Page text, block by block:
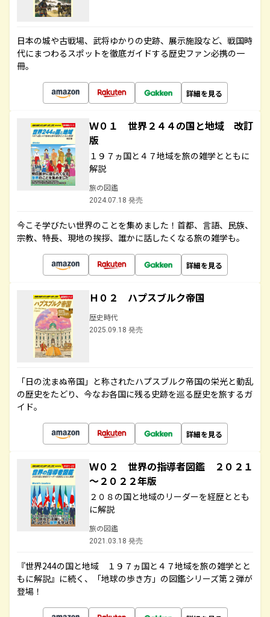
日本の城や古戦場、武将ゆかりの史跡、展示施設など、戦国時
代にまつわるスポットを徹底ガイドする歴史ファン必携の一
冊。
詳細を見る
Ｗ０１ 世界２４４の国と地域 改訂
版
１９７ヵ国と４７地域を旅の雑学とともに
解説
旅の図鑑
2024.07.18 発売
今こそ学びたい世界のことを集めました！首都、言語、民族、
宗教、特長、現地の挨拶、誰かに話したくなる旅の雑学も。
詳細を見る
Ｈ０２ ハプスブルク帝国
歴史時代
2025.09.18 発売
「日の沈まぬ帝国」と称されたハプスブルク帝国の栄光と動乱
の歴史をたどり、今なお各国に残る史跡を巡る歴史を旅するガ
イド。
詳細を見る
Ｗ０２ 世界の指導者図鑑 ２０２１
～２０２２年版
２０８の国と地域のリーダーを経歴ととも
に解説
旅の図鑑
2021.03.18 発売
『世界244の国と地域 １９７ヵ国と４７地域を旅の雑学とと
もに解説』に続く、「地球の歩き方」の図鑑シリーズ第２弾が
登場！